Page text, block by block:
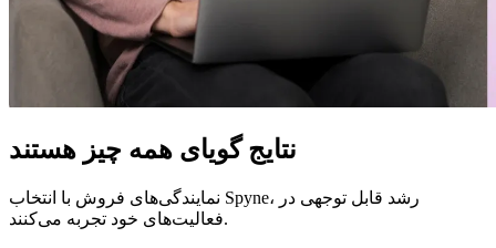
نتایج گویای همه چیز هستند
نمایندگی‌های فروش با انتخاب Spyne، رشد قابل توجهی در
فعالیت‌های خود تجربه می‌کنند.